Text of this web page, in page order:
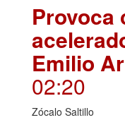
Provoca
Emilio
02:20
Zócalo Saltillo